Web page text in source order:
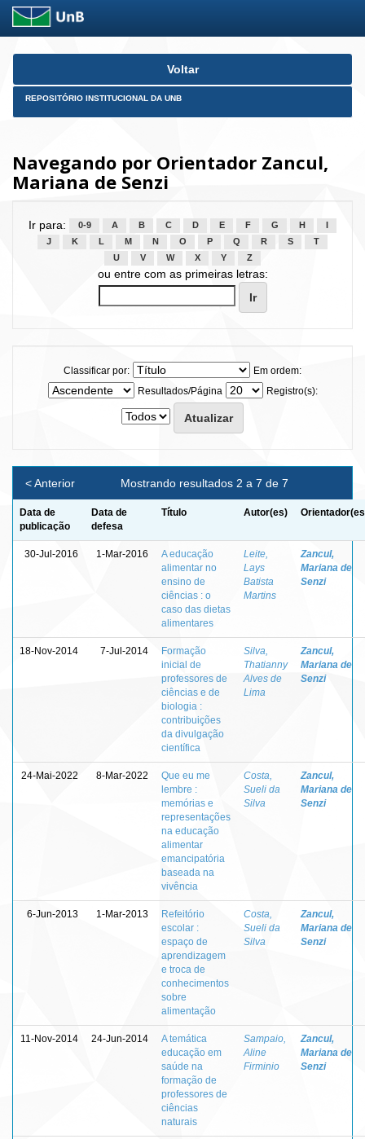
Skip
Voltar
REPOSITÓRIO INSTITUCIONAL DA UNB
Navegando por Orientador Zancul,
Mariana de Senzi
Ir para: 0-9 A B C D E F G H
J
K L M N O P Q R S
T
U
V W X Y Z
ou entre com as primeiras letras:
Classificar por:
Em ordem:
Resultados/Página
Registro(s):
Mostrando resultados 2 a 7 de 7
< Anterior
Data de
publicação
Data de
defesa
Título Autor(es)
30-Jul-2016 1-Mar-2016
A educação
alimentar no
ensino de
ciências : o
caso das dietas
alimentares
Leite,
Lays
Batista
Martins
Zancul,
Mariana de
Senzi
18-Nov-2014 7-Jul-2014
Formação
inicial de
professores de
ciências e de
biologia :
contribuições
da divulgação
científica
Silva,
Thatianny
Alves de
Lima
Zancul,
Mariana de
Senzi
24-Mai-2022 8-Mar-2022
Que eu me
lembre :
memórias e
representações
na educação
alimentar
emancipatória
baseada na
vivência
Costa,
Sueli da
Silva
Zancul,
Mariana de
Senzi
6-Jun-2013 1-Mar-2013
Refeitório
escolar :
espaço de
aprendizagem
e troca de
conhecimentos
sobre
alimentação
Costa,
Sueli da
Silva
Zancul,
Mariana de
Senzi
11-Nov-2014 24-Jun-2014
A temática
educação em
saúde na
formação de
professores de
ciências
naturais
Sampaio,
Aline
Firminio
Zancul,
Mariana de
Senzi